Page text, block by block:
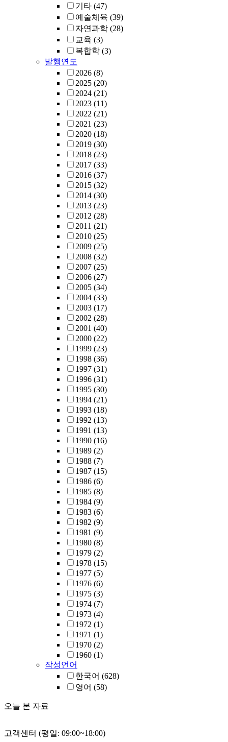
기타 (47)
예술체육 (39)
자연과학 (28)
교육 (3)
복합학 (3)
발행연도
2026 (8)
2025 (20)
2024 (21)
2023 (11)
2022 (21)
2021 (23)
2020 (18)
2019 (30)
2018 (23)
2017 (33)
2016 (37)
2015 (32)
2014 (30)
2013 (23)
2012 (28)
2011 (21)
2010 (25)
2009 (25)
2008 (32)
2007 (25)
2006 (27)
2005 (34)
2004 (33)
2003 (17)
2002 (28)
2001 (40)
2000 (22)
1999 (23)
1998 (36)
1997 (31)
1996 (31)
1995 (30)
1994 (21)
1993 (18)
1992 (13)
1991 (13)
1990 (16)
1989 (2)
1988 (7)
1987 (15)
1986 (6)
1985 (8)
1984 (9)
1983 (6)
1982 (9)
1981 (9)
1980 (8)
1979 (2)
1978 (15)
1977 (5)
1976 (6)
1975 (3)
1974 (7)
1973 (4)
1972 (1)
1971 (1)
1970 (2)
1960 (1)
작성언어
한국어 (628)
영어 (58)
오늘 본 자료
고객센터 (평일: 09:00~18:00)